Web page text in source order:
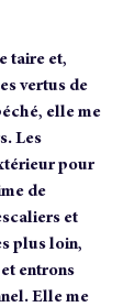
taire et,
vertus de
elle me
Les
pour
de
et
plus loin,
entrons
Elle me